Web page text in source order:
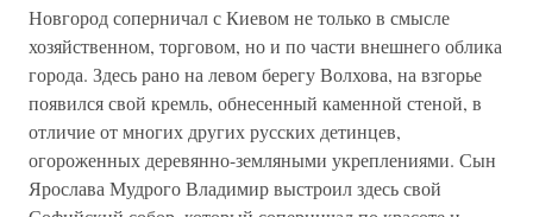
Новгород соперничал с Киевом не только в смысле
хозяйственном, торговом, но и по части внешнего облика
города. Здесь рано на левом берегу Волхова, на взгорье
появился свой кремль, обнесенный каменной стеной, в
отличие от многих других русских детинцев,
огороженных деревянно-земляными укреплениями. Сын
Ярослава Мудрого Владимир выстроил здесь свой